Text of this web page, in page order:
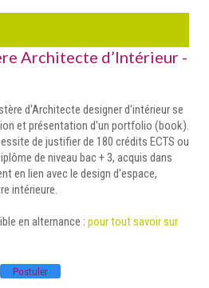
Architecte d’Intérieur -
d'Architecte designer d'intérieur se
et présentation d'un portfolio (book).
de justifier de 180 crédits ECTS ou
de niveau bac + 3, acquis dans
en lien avec le design d'espace,
intérieure.
en alternance : pour tout savoir sur
Postuler